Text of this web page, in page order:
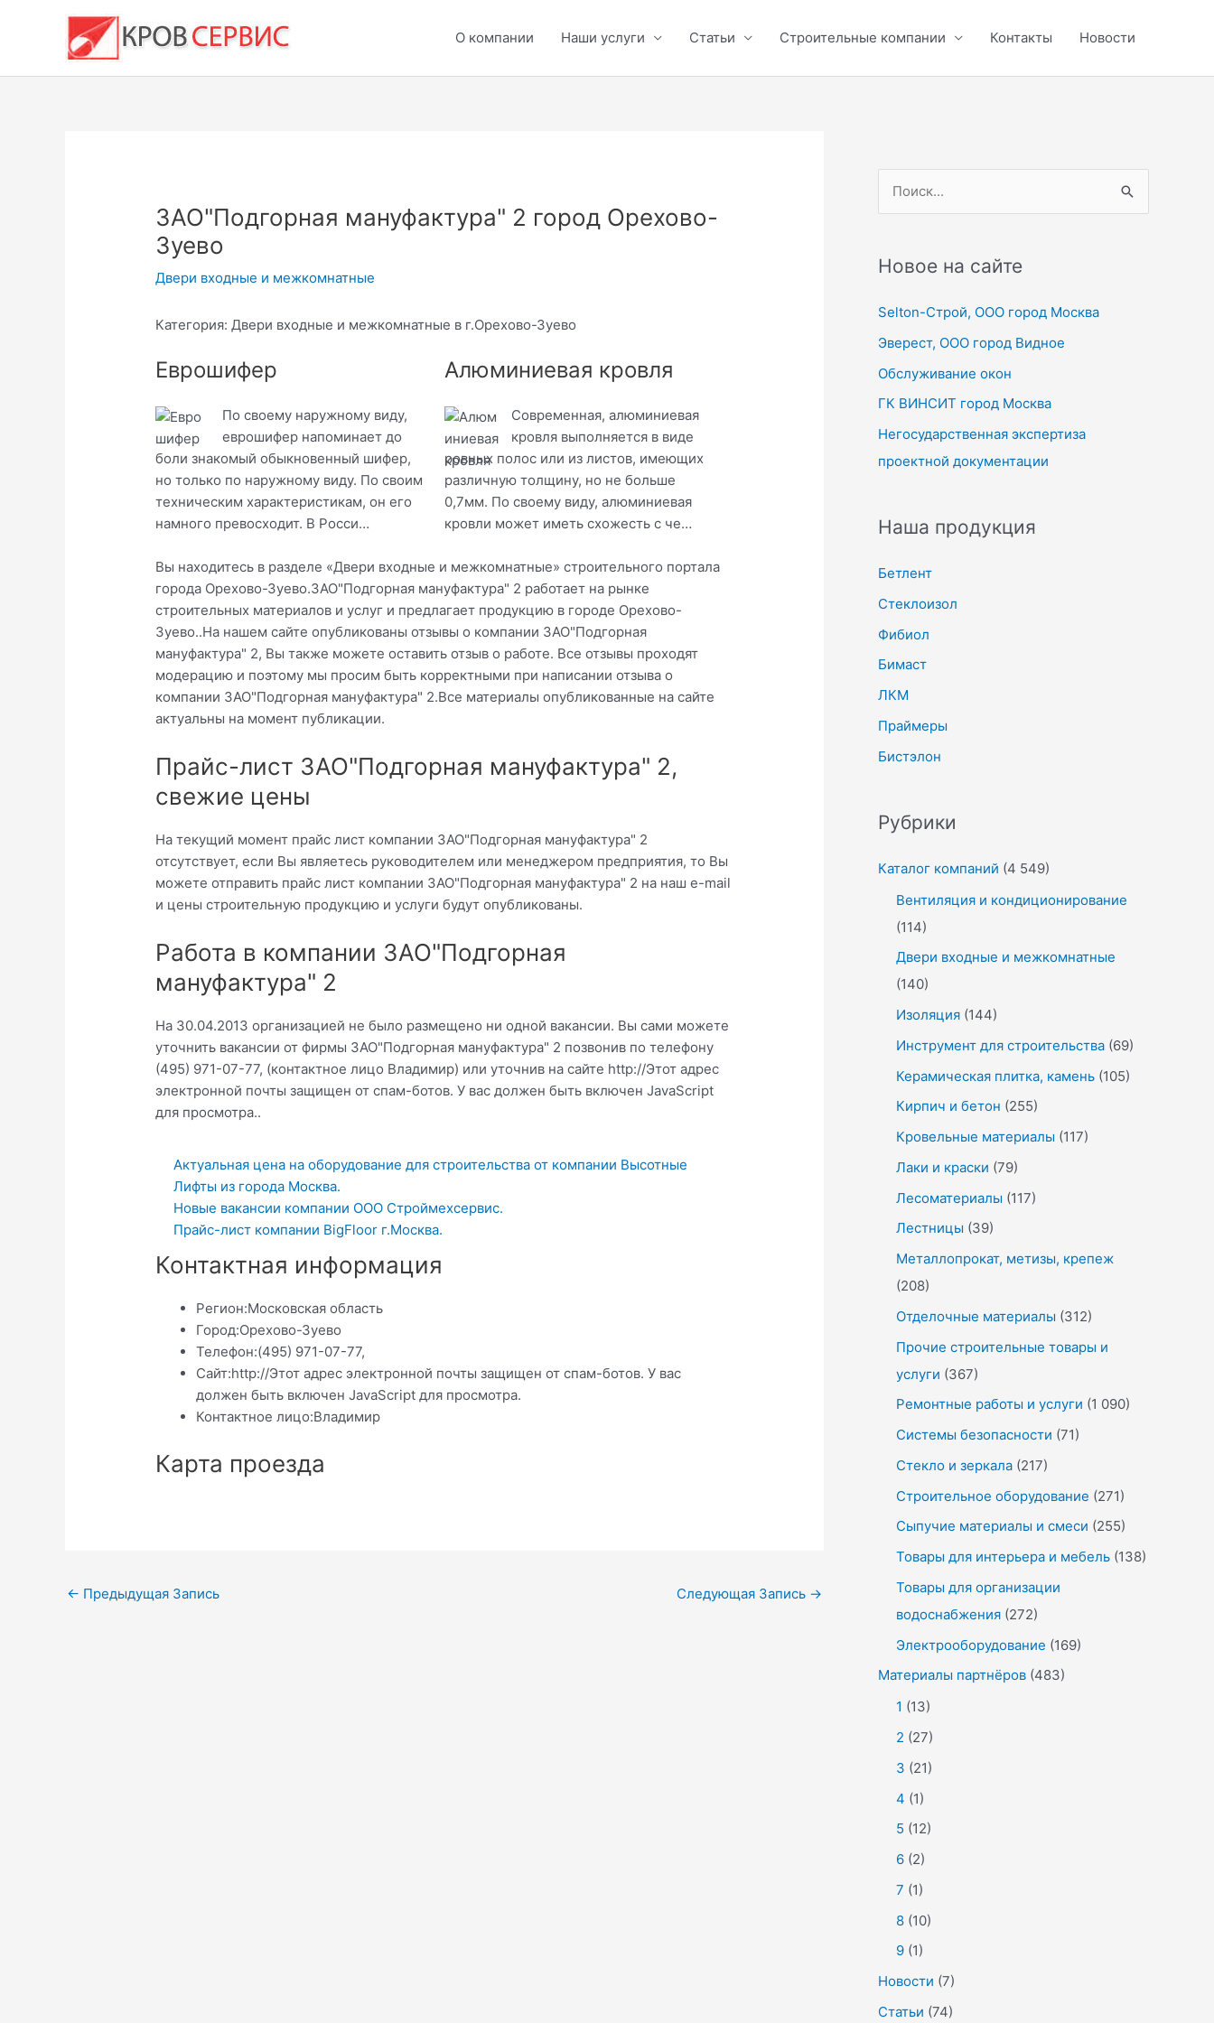
содержимому
О компании Наши услуги Статьи Строительные компании Контакты Новости
ЗАО"Подгорная мануфактура" 2 город Орехово-
Зуево
Двери входные и межкомнатные
Категория: Двери входные и межкомнатные в г.Орехово-Зуево
Еврошифер
По своему наружному виду,
еврошифер напоминает до
боли знакомый обыкновенный шифер,
но только по наружному виду. По своим
техническим характеристикам, он его
намного превосходит. В Росси…
Алюминиевая кровля
Современная, алюминиевая
кровля выполняется в виде
ровных полос или из листов, имеющих
различную толщину, но не больше
0,7мм. По своему виду, алюминиевая
кровли может иметь схожесть с че…
Вы находитесь в разделе «Двери входные и межкомнатные» строительного портала
города Орехово-Зуево.ЗАО"Подгорная мануфактура" 2 работает на рынке
строительных материалов и услуг и предлагает продукцию в городе Орехово-
Зуево..На нашем сайте опубликованы отзывы о компании ЗАО"Подгорная
мануфактура" 2, Вы также можете оставить отзыв о работе. Все отзывы проходят
модерацию и поэтому мы просим быть корректными при написании отзыва о
компании ЗАО"Подгорная мануфактура" 2.Все материалы опубликованные на сайте
актуальны на момент публикации.
Прайс-лист ЗАО"Подгорная мануфактура" 2,
свежие цены
На текущий момент прайс лист компании ЗАО"Подгорная мануфактура" 2
отсутствует, если Вы являетесь руководителем или менеджером предприятия, то Вы
можете отправить прайс лист компании ЗАО"Подгорная мануфактура" 2 на наш e-mail
и цены строительную продукцию и услуги будут опубликованы.
Работа в компании ЗАО"Подгорная
мануфактура" 2
На 30.04.2013 организацией не было размещено ни одной вакансии. Вы сами можете
уточнить вакансии от фирмы ЗАО"Подгорная мануфактура" 2 позвонив по телефону
(495) 971-07-77, (контактное лицо Владимир) или уточнив на сайте http://Этот адрес
электронной почты защищен от спам-ботов. У вас должен быть включен JavaScript
для просмотра..
Актуальная цена на оборудование для строительства от компании Высотные
Лифты из города Москва.
Новые вакансии компании ООО Строймехсервис.
Прайс-лист компании BigFloor г.Москва.
Контактная информация
Регион:Московская область
Город:Орехово-Зуево
Телефон:(495) 971-07-77,
Сайт:http://Этот адрес электронной почты защищен от спам-ботов. У вас
должен быть включен JavaScript для просмотра.
Контактное лицо:Владимир
Карта проезда
Навигация
← Предыдущая Запись Следующая Запись →
с
:
Новое на сайте
Selton-Строй, OOO город Москва
Эверест, ООО город Видное
Обслуживание окон
ГК ВИНСИТ город Москва
Негосударственная экспертиза
проектной документации
Наша продукция
Бетлент
Стеклоизол
Фибиол
Бимаст
ЛКМ
Праймеры
Бистэлон
Рубрики
Каталог компаний (4 549)
Вентиляция и кондиционирование
(114)
Двери входные и межкомнатные
(140)
Изоляция (144)
Инструмент для строительства (69)
Керамическая плитка, камень (105)
Кирпич и бетон (255)
Кровельные материалы (117)
Лаки и краски (79)
Лесоматериалы (117)
Лестницы (39)
Металлопрокат, метизы, крепеж
(208)
Отделочные материалы (312)
Прочие строительные товары и
услуги (367)
Ремонтные работы и услуги (1 090)
Системы безопасности (71)
Стекло и зеркала (217)
Строительное оборудование (271)
Сыпучие материалы и смеси (255)
Товары для интерьера и мебель (138)
Товары для организации
водоснабжения (272)
Электрооборудование (169)
Материалы партнёров (483)
1 (13)
2 (27)
3 (21)
4 (1)
5 (12)
6 (2)
7 (1)
8 (10)
9 (1)
Новости (7)
Статьи (74)